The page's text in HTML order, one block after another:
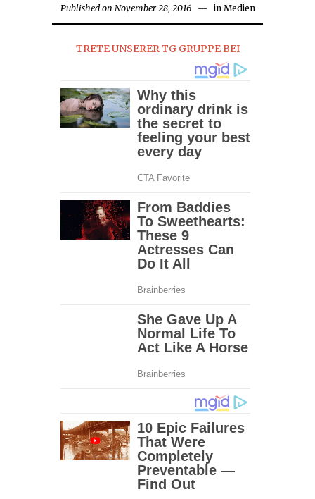
Published on November 28, 2016 in Medien
TRETE UNSERER TG GRUPPE BEI